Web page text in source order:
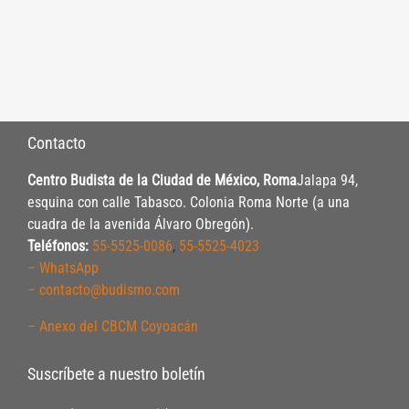
Contacto
Centro Budista de la Ciudad de México, RomaJalapa 94,
esquina con calle Tabasco. Colonia Roma Norte (a una
cuadra de la avenida Álvaro Obregón).
Teléfonos: 55-5525-0086, 55-5525-4023
– WhatsApp
– contacto@budismo.com
– Anexo del CBCM Coyoacán
Suscríbete a nuestro boletín